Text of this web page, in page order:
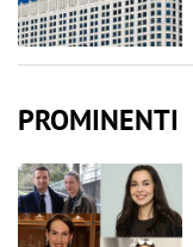
PROMINENTI